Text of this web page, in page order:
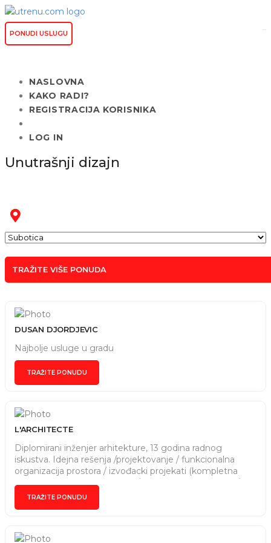
PONUDI USLUGU
NASLOVNA
KAKO RADI?
REGISTRACIJA KORISNIKA
LOG IN
Unutrašnji dizajn
TRAŽITE VIŠE PONUDA
DUSAN DJORDJEVIC
Najbolje usluge u gradu
TRAŽITE PONUDU
L'ARCHITECTE
Diplomirani inženjer arhitekture, 13 godina radnog
iskustva. Idejna rešenja /projektovanje / funkcionalna
organizacija prostora / izvođacki projekati (kompletna
dokumentacija za izvođenje) / organizacija izvođenja /
nadzor / pomoć pri izboru materijala, mobilijara /enterijer
/eksterijer ... https://www.instagram.com/l___architecte/
TRAŽITE PONUDU